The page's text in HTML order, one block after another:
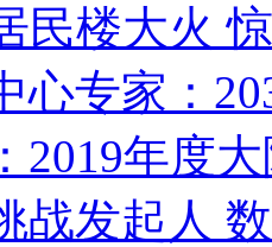
民楼大火
心专家：
2019年度
战发起人